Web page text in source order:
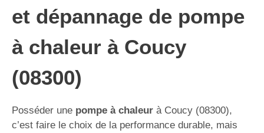
et dépannage de pompe
à chaleur à Coucy
(08300)
Posséder une pompe à chaleur à Coucy (08300),
c’est faire le choix de la performance durable, mais